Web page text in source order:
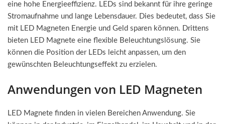
eine hohe Energieeffizienz. LEDs sind bekannt für ihre geringe
Stromaufnahme und lange Lebensdauer. Dies bedeutet, dass Sie
mit LED Magneten Energie und Geld sparen können. Drittens
bieten LED Magnete eine flexible Beleuchtungslösung. Sie
können die Position der LEDs leicht anpassen, um den
gewünschten Beleuchtungseffekt zu erzielen.
Anwendungen von LED Magneten
LED Magnete finden in vielen Bereichen Anwendung. Sie